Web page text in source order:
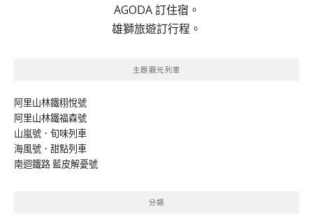
AGODA 訂住宿。
雄獅旅遊訂行程。
主題觀光列車
阿里山林鐵栩悅號
阿里山林鐵福森號
山嵐號．旬味列車
海風號．甜點列車
南迴鐵路 藍皮解憂號
分類